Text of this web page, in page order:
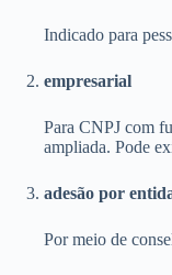
Indicado para
empresarial
Para CNPJ com
ampliada. Pode
adesão por
Por meio de